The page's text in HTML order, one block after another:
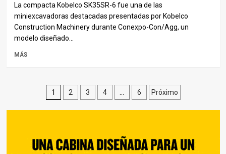
La compacta Kobelco SK35SR-6 fue una de las
miniexcavadoras destacadas presentadas por Kobelco
Construction Machinery durante Conexpo-Con/Agg, un
modelo diseñado...
MÁS
Paginación
de
1 2 3 4 6 Próximo